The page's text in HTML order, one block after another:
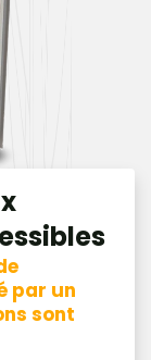
par un
sont